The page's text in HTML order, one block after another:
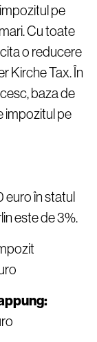
pe
Cu toate
o reducere
Kirche Tax. În
baza de
impozitul pe
în statul
este de 3%.